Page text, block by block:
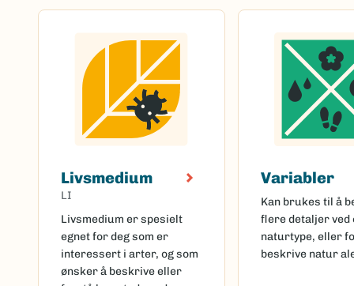
Livsmedium
LI
Livsmedium er spesielt
egnet for deg som er
interessert i arter, og som
ønsker å beskrive eller
Variabler
Kan brukes til å
flere detaljer ved
naturtype, eller
beskrive natur